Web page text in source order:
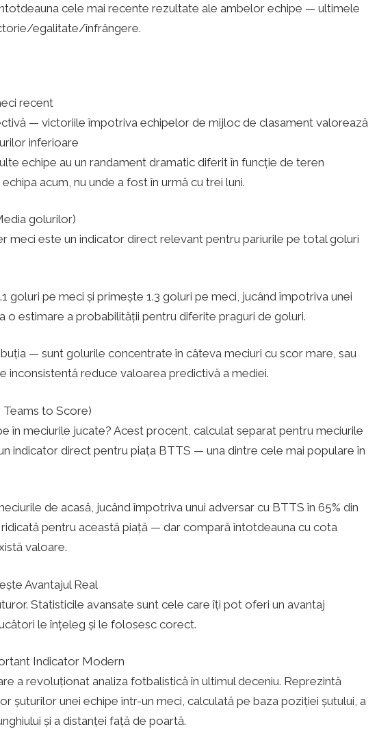
cele mai recente rezultate ale ambelor echipe — ultimele
egalitate/înfrângere.
recent
— victoriile împotriva echipelor de mijloc de clasament valorează
inferioare
echipe au un randament dramatic diferit în funcție de teren
acum, nu unde a fost în urmă cu trei luni.
golurilor)
meci este un indicator direct relevant pentru pariurile pe total goluri
goluri pe meci și primește 1.3 goluri pe meci, jucând împotriva unei
o estimare a probabilității pentru diferite praguri de goluri.
— sunt golurile concentrate în câteva meciuri cu scor mare, sau
inconsistentă reduce valoarea predictivă a mediei.
to Score)
în meciurile jucate? Acest procent, calculat separat pentru meciurile
indicator direct pentru piața BTTS — una dintre cele mai populare în
de acasă, jucând împotriva unui adversar cu BTTS în 65% din
pentru această piață — dar compară întotdeauna cu cota
valoare.
Avantajul Real
Statisticile avansate sunt cele care îți pot oferi un avantaj
le înțeleg și le folosesc corect.
Indicator Modern
a revoluționat analiza fotbalistică în ultimul deceniu. Reprezintă
șuturilor unei echipe într-un meci, calculată pe baza poziției șutului, a
și a distanței față de poartă.